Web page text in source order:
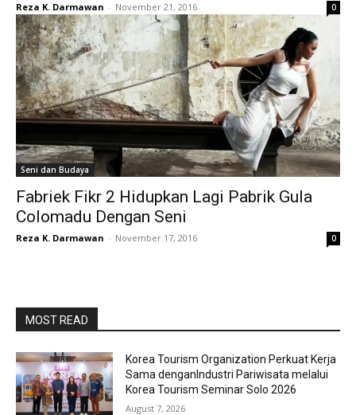
Reza K. Darmawan - November 21, 2016 0
Seni dan Budaya
Fabriek Fikr 2 Hidupkan Lagi Pabrik Gula
Colomadu Dengan Seni
Reza K. Darmawan - November 17, 2016 0
MOST READ
Korea Tourism Organization Perkuat Kerja
Sama denganIndustri Pariwisata melalui
Korea Tourism Seminar Solo 2026
August 7, 2026